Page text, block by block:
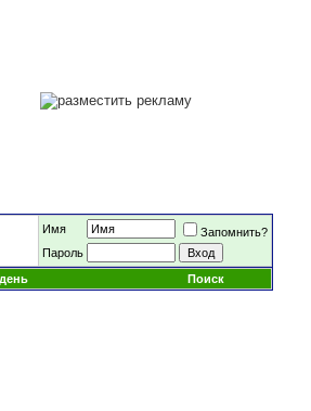
Имя
Запомнить?
Пароль
Поиск